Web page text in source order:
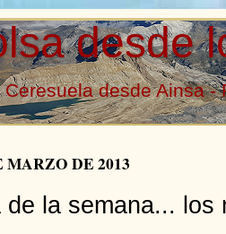
desde
desde Ainsa -
MARZO DE 2013
de la semana... los